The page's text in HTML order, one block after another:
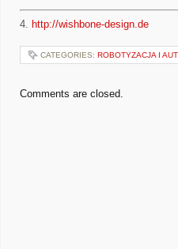
4. http://wishbone-design.de
CATEGORIES: ROBOTYZACJA I
Comments are closed.